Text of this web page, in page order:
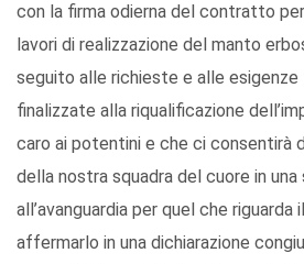
con la firma odierna del contratto
lavori di realizzazione del manto
seguito alle richieste e alle
finalizzate alla riqualificazione
caro ai potentini e che ci consentirà
della nostra squadra del cuore in
all’avanguardia per quel che riguarda
affermarlo in una dichiarazione